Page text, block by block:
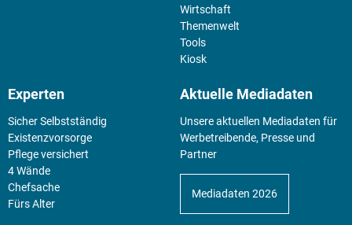
Wirtschaft
Themenwelt
Tools
Kiosk
Experten
Sicher Selbstständig
Existenz­vorsorge
Pflege versichert
4 Wände
Chefsache
Fürs Alter
Aktuelle Mediadaten
Unsere aktuellen Mediadaten für
Werbetreibende, Presse und
Partner
Mediadaten 2026